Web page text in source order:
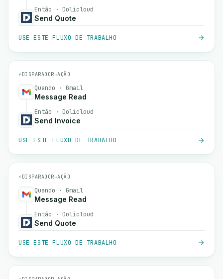
Então · Dolicloud
Send Quote
USE ESTE FLUXO DE TRABALHO
⚡ DISPARADOR→AÇÃO
Quando · Gmail
Message Read
Então · Dolicloud
Send Invoice
USE ESTE FLUXO DE TRABALHO
⚡ DISPARADOR→AÇÃO
Quando · Gmail
Message Read
Então · Dolicloud
Send Quote
USE ESTE FLUXO DE TRABALHO